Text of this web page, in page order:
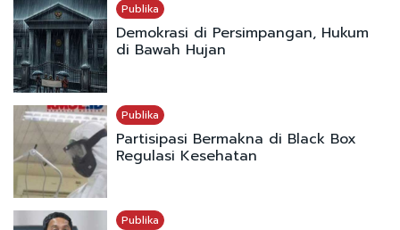
Publika
Demokrasi di Persimpangan, Hukum
di Bawah Hujan
Publika
Partisipasi Bermakna di Black Box
Regulasi Kesehatan
Publika